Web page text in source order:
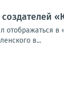
отображаться в
в...